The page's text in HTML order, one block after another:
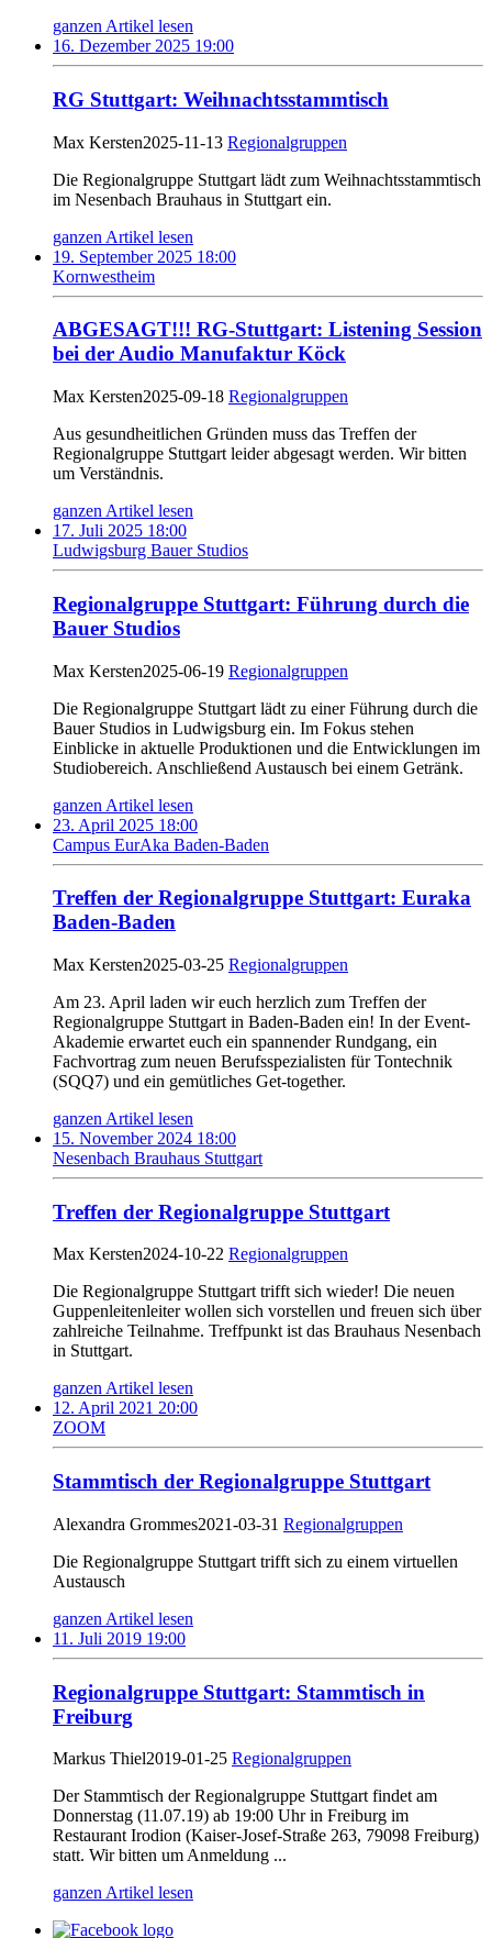
ganzen Artikel lesen
16. Dezember 2025 19:00
RG Stuttgart: Weihnachtsstammtisch
Max Kersten2025-11-13 Regionalgruppen
Die Regionalgruppe Stuttgart lädt zum Weihnachtsstammtisch
im Nesenbach Brauhaus in Stuttgart ein.
ganzen Artikel lesen
19. September 2025 18:00
Kornwestheim
ABGESAGT!!! RG-Stuttgart: Listening Session
bei der Audio Manufaktur Köck
Max Kersten2025-09-18 Regionalgruppen
Aus gesundheitlichen Gründen muss das Treffen der
Regionalgruppe Stuttgart leider abgesagt werden. Wir bitten
um Verständnis.
ganzen Artikel lesen
17. Juli 2025 18:00
Ludwigsburg Bauer Studios
Regionalgruppe Stuttgart: Führung durch die
Bauer Studios
Max Kersten2025-06-19 Regionalgruppen
Die Regionalgruppe Stuttgart lädt zu einer Führung durch die
Bauer Studios in Ludwigsburg ein. Im Fokus stehen
Einblicke in aktuelle Produktionen und die Entwicklungen im
Studiobereich. Anschließend Austausch bei einem Getränk.
ganzen Artikel lesen
23. April 2025 18:00
Campus EurAka Baden-Baden
Treffen der Regionalgruppe Stuttgart: Euraka
Baden-Baden
Max Kersten2025-03-25 Regionalgruppen
Am 23. April laden wir euch herzlich zum Treffen der
Regionalgruppe Stuttgart in Baden-Baden ein! In der Event-
Akademie erwartet euch ein spannender Rundgang, ein
Fachvortrag zum neuen Berufsspezialisten für Tontechnik
(SQQ7) und ein gemütliches Get-together.
ganzen Artikel lesen
15. November 2024 18:00
Nesenbach Brauhaus Stuttgart
Treffen der Regionalgruppe Stuttgart
Max Kersten2024-10-22 Regionalgruppen
Die Regionalgruppe Stuttgart trifft sich wieder! Die neuen
Guppenleitenleiter wollen sich vorstellen und freuen sich über
zahlreiche Teilnahme. Treffpunkt ist das Brauhaus Nesenbach
in Stuttgart.
ganzen Artikel lesen
12. April 2021 20:00
ZOOM
Stammtisch der Regionalgruppe Stuttgart
Alexandra Grommes2021-03-31 Regionalgruppen
Die Regionalgruppe Stuttgart trifft sich zu einem virtuellen
Austausch
ganzen Artikel lesen
11. Juli 2019 19:00
Regionalgruppe Stuttgart: Stammtisch in
Freiburg
Markus Thiel2019-01-25 Regionalgruppen
Der Stammtisch der Regionalgruppe Stuttgart findet am
Donnerstag (11.07.19) ab 19:00 Uhr in Freiburg im
Restaurant Irodion (Kaiser-Josef-Straße 263, 79098 Freiburg)
statt. Wir bitten um Anmeldung ...
ganzen Artikel lesen